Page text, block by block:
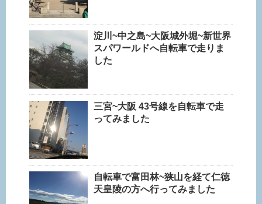
淀川~中之島~大阪城外堀~新世界
スパワールドへ自転車で走りま
した
三宮~大阪 43号線を自転車で走
ってみました
自転車で富田林~狭山を経て仁徳
天皇陵の方へ行ってみました